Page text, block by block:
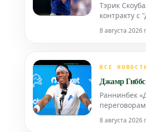
Тэрик
контракту с
8 августа
ВСЕ НОВОСТИ
Джамр Гиббс:
Раннинбек
8 августа 2026